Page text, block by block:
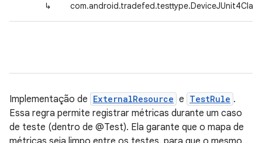
↳
Implementação de ExternalResource e TestRule .
Essa regra permite registrar métricas durante um caso
de teste (dentro de @Test). Ela garante que o mapa de